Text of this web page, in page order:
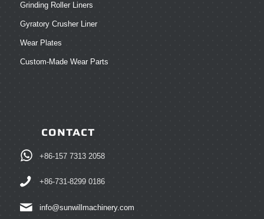
Grinding Roller Liners
Gyratory Crusher Liner
Wear Plates
Custom-Made Wear Parts
CONTACT
+86-157 7313 2058
+86-731-8299 0186
info@sunwillmachinery.com